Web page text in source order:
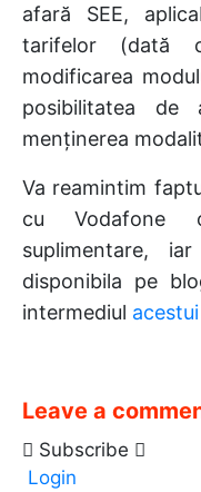
afară SEE,
tarifelor (dată
modificarea
posibilitatea
menținerea
Va reamintim
cu Vodafone
suplimentare,
disponibila pe
intermediul
Leave a
Subscribe
Login